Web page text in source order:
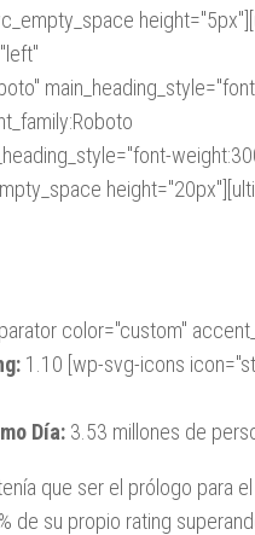
color="custom"
1.10 [wp-svg-icons
Día: 3.53 millones de
que ser el prólogo para
de su propio rating